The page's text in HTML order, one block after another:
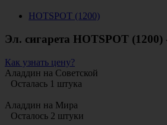
HOTSPOT (1200)
Эл. сигарета HOTSPOT
Как узнать цену?
Аладдин на Советской
Осталась 1 штука
Аладдин на Мира
Осталось 2 штуки